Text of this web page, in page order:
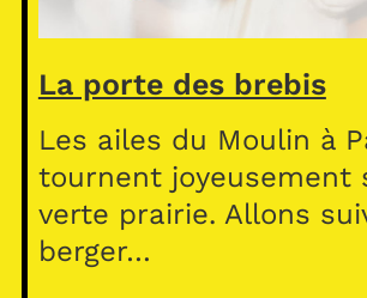
La porte des brebis
Les ailes du Moulin à
tournent joyeusement
verte prairie. Allons
berger…